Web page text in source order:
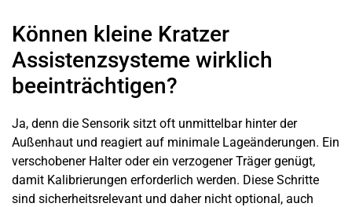
Können kleine Kratzer
Assistenzsysteme wirklich
beeinträchtigen?
Ja, denn die Sensorik sitzt oft unmittelbar hinter der
Außenhaut und reagiert auf minimale Lageänderungen. Ein
verschobener Halter oder ein verzogener Träger genügt,
damit Kalibrierungen erforderlich werden. Diese Schritte
sind sicherheitsrelevant und daher nicht optional, auch